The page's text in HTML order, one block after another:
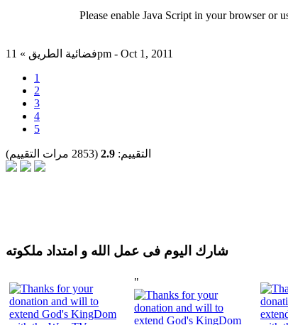
Please enable Java Script in your browser or
فضائية الطريق » 11pm - Oct 1, 2011
1
2
3
4
5
التقييم: 2.9 (2853 مرات التقييم)
شارك اليوم فى عمل الله و امتداد ملكوته
"